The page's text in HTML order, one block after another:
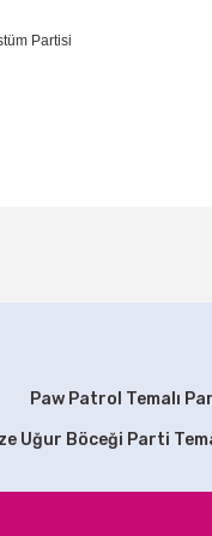
Partisi
olmalı.
Paw Patrol Temalı
Uğur Böceği Parti